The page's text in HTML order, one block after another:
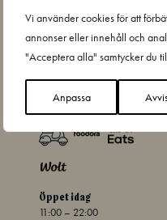
Vi använder cookies för att
annonser eller innehåll och
"Acceptera alla" samtycker du
Anpassa
Restauranger
Västerås, Centra
Sushi Yama
Öppet idag
11:00 – 22:00